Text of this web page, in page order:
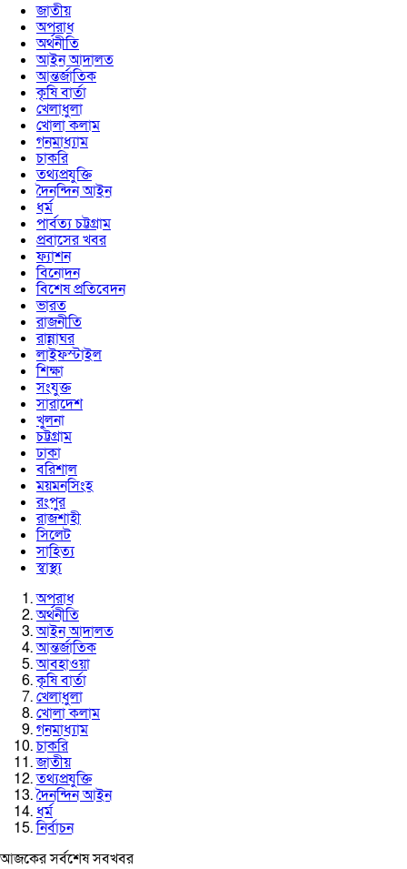
জাতীয়
অপরাধ
অর্থনীতি
আইন আদালত
আন্তর্জাতিক
কৃষি বার্তা
খেলাধুলা
খোলা কলাম
গনমাধ্যাম
চাকরি
তথ্যপ্রযুক্তি
দৈনন্দিন আইন
ধর্ম
পার্বত্য চট্টগ্রাম
প্রবাসের খবর
ফ্যাশন
বিনোদন
বিশেষ প্রতিবেদন
ভারত
রাজনীতি
রান্নাঘর
লাইফস্টাইল
শিক্ষা
সংযুক্ত
সারাদেশ
খুলনা
চট্টগ্রাম
ঢাকা
বরিশাল
ময়মনসিংহ
রংপুর
রাজশাহী
সিলেট
সাহিত্য
স্বাস্থ্য
অপরাধ
অর্থনীতি
আইন আদালত
আন্তর্জাতিক
আবহাওয়া
কৃষি বার্তা
খেলাধুলা
খোলা কলাম
গনমাধ্যাম
চাকরি
জাতীয়
তথ্যপ্রযুক্তি
দৈনন্দিন আইন
ধর্ম
নির্বাচন
আজকের সর্বশেষ সবখবর